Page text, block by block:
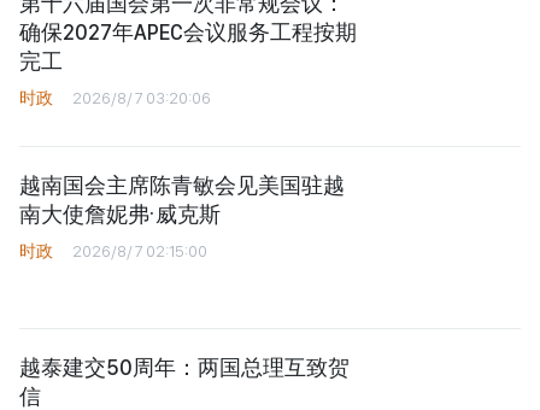
确保2027年APEC会议服务工程按期
完工
时政 2026/8/7 03:20:06
越南国会主席陈青敏会见美国驻越
南大使詹妮弗·威克斯
时政 2026/8/7 02:15:00
越泰建交50周年：两国总理互致贺
信